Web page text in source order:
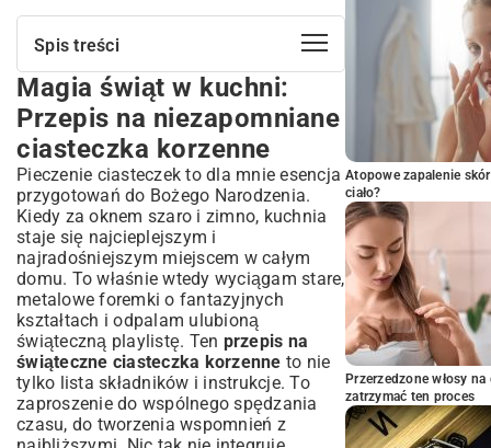
Spis treści
Magia świąt w kuchni: Przepis na
niezapomniane ciasteczka korzenne
Sekrety idealnych ciasteczek
korzennych: Składniki, które musisz
znać
Podstawowe produkty, które masz w
spiżarni
Korzenna mieszanka przypraw: Jak
stworzyć idealny aromat?
Krok po kroku: Jak przygotować
świąteczne ciasteczka korzenne –
Klasyczna receptura
Przygotowanie ciasta: Klucz do sukcesu
Wałkowanie i wycinanie: Proste wskazówki
Pieczenie ciasteczek: Ile czasu i w jakiej
temperaturze?
Magia świąt w kuchni:
Przepis na niezapomniane
ciasteczka korzenne
Pieczenie ciasteczek to dla mnie esencja
przygotowań do Bożego Narodzenia.
Kiedy za oknem szaro i zimno, kuchnia
staje się najcieplejszym i
najradośniejszym miejscem w całym
domu. To właśnie wtedy wyciągam stare,
metalowe foremki o fantazyjnych
kształtach i odpalam ulubioną
świąteczną playlistę. Ten przepis na
świąteczne ciasteczka korzenne to nie
tylko lista składników i instrukcje. To
zaproszenie do wspólnego spędzania
czasu, do tworzenia wspomnień z
Atopowe zapalenie
ciało?
Przerzedzone włosy
zatrzymać ten proces